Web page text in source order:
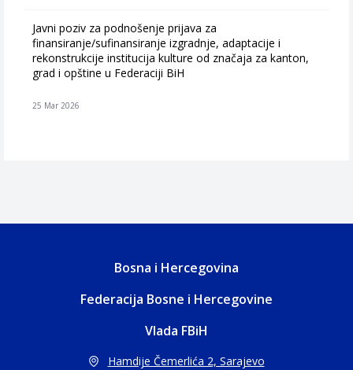
Javni poziv za podnošenje prijava za
finansiranje/sufinansiranje izgradnje, adaptacije i
rekonstrukcije institucija kulture od značaja za kanton,
grad i opštine u Federaciji BiH
25 Mar 2026
Bosna i Hercegovina
Federacija Bosne i Hercegovine
Vlada FBiH
Hamdije Čemerlića 2, Sarajevo